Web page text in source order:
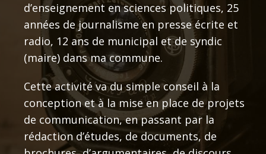
d’enseignement en sciences politiques, 25
années de journalisme en presse écrite et
radio, 12 ans de municipal et de syndic
(maire) dans ma commune.
Cette activité va du simple conseil à la
conception et à la mise en place de projets
de communication, en passant par la
rédaction d’études, de documents, de